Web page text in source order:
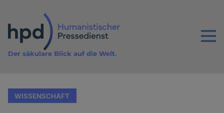
Inhalt
Menu
Der säkulare Blick auf die Welt.
WISSENSCHAFT